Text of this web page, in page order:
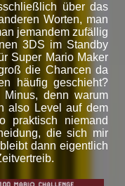
über das
Worten, man
jemandem zufällig
3DS im Standby
Super Mario Maker
die Chancen da
häufig geschieht?
denn warum
also Level auf dem
praktisch niemand
die sich mir
dann eigentlich